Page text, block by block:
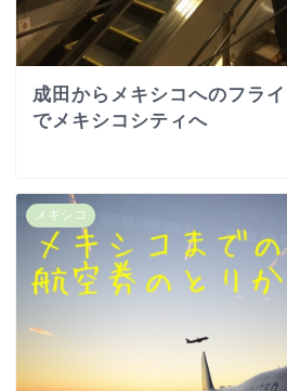
成田からメキシコへのフラ
でメキシコシティへ
メキシコ